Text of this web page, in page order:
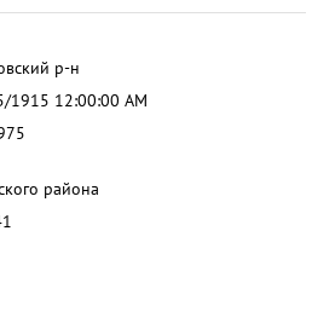
р-н
1915 12:00:00 AM
района